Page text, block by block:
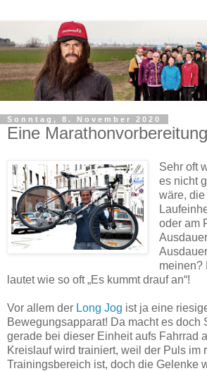
Sonntag, 8. November 2020
Eine
Sehr oft
es nicht
wäre,
oder am
meinen?
lautet wie so oft „Es kummt drauf an“!
Vor allem der Long Jog ist ja eine
Bewegungsapparat! Da macht es doch
gerade bei dieser Einheit aufs Fahrrad
Kreislauf wird trainiert, weil der Puls im
Trainingsbereich ist, doch die Gelenke